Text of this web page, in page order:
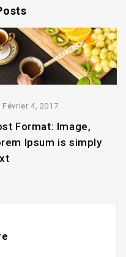
Février 4, 2017
Format: Image,
Ipsum is simply